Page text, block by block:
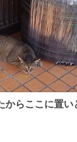
からここに置い
が邪魔くさそ